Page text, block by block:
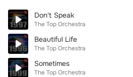
Don't Speak
The Top Orchestra
Beautiful Life
The Top Orchestra
Sometimes
The Top Orchestra